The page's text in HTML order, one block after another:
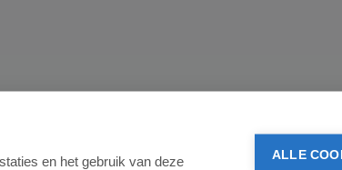
en het gebruik van deze
ALLE